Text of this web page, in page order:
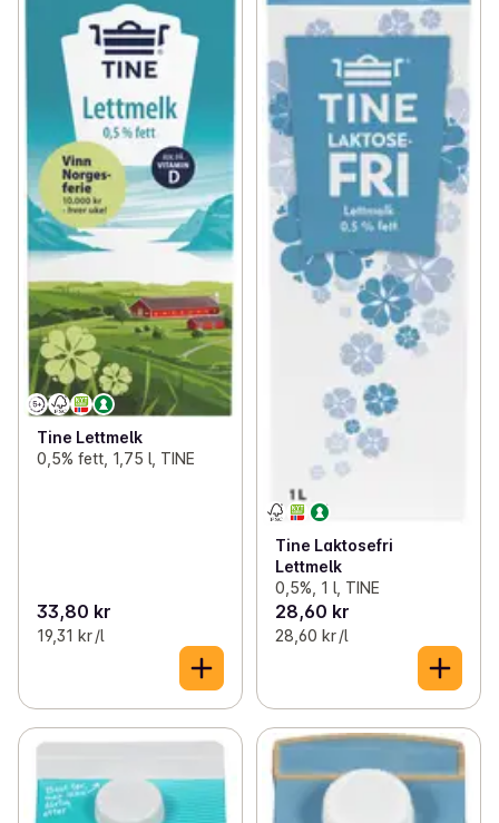
Tine Lettmelk
0,5% fett, 1,75 l, TINE
33,80 kr
19,31 kr /l
Tine Laktosefri
Lettmelk
0,5%, 1 l, TINE
28,60 kr
28,60 kr /l